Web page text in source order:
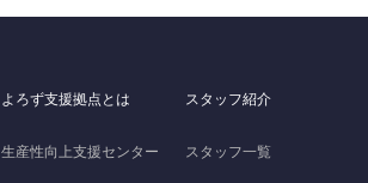
よろず支援拠点とは
生産性向上支援センター
スタッフ紹介
スタッフ一覧